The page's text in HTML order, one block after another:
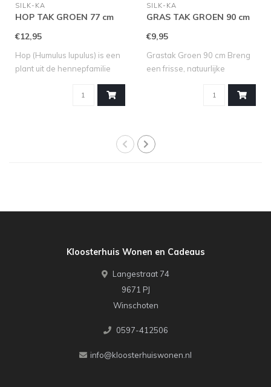
SILK-KA
HOP TAK GROEN 77 cm
€12,95
Hop (Humulus lupulus) is een
plant uit de hennepfamilie
SILK-KA
GRAS TAK GROEN 90 cm
€9,95
Grastak Groen 90 cm Breng
een frisse, natuurlijke
Kloosterhuis Wonen en Cadeaus
Langestraat 74
9671 PJ
Winschoten
0597-412506
info@kloosterhuiswonen.nl